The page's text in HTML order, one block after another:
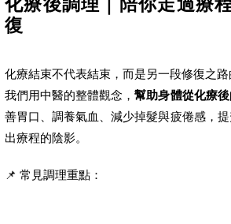
化療後調理｜陪你走過療
復
化療結束不代表結束，而是另一段修復之路
我們用中醫的整體觀念，幫助身體從化療
善胃口、調養氣血、減少掉髮與疲倦感，
出療程的陰影。
📌 常見調理重點：